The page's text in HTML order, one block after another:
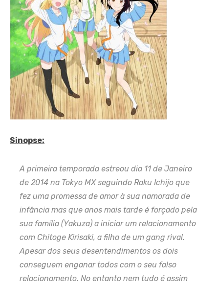
Sinopse:
A primeira temporada estreou dia 11 de Janeiro
de 2014 na Tokyo MX seguindo Raku Ichijo que
fez uma promessa de amor à sua namorada de
infância mas que anos mais tarde é forçado pela
sua família (Yakuza) a iniciar um relacionamento
com Chitoge Kirisaki, a filha de um gang rival.
Apesar dos seus desentendimentos os dois
conseguem enganar todos com o seu falso
relacionamento. No entanto nem tudo é assim